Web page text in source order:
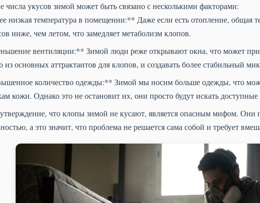
числа укусов зимой может быть связано с несколькими факторами:
низкая температура в помещении:** Даже если есть отопление, общая
ниже, чем летом, что замедляет метаболизм клопов.
вентиляции:** Зимой люди реже открывают окна, что может
из основных аттрактантов для клопов, и создавать более стабильный
количество одежды:** Зимой мы носим больше одежды, что
кожи. Однако это не остановит их, они просто будут искать доступные
что клопы зимой не кусают, является опасным мифом. Они
а это значит, что проблема не решается сама собой и требует